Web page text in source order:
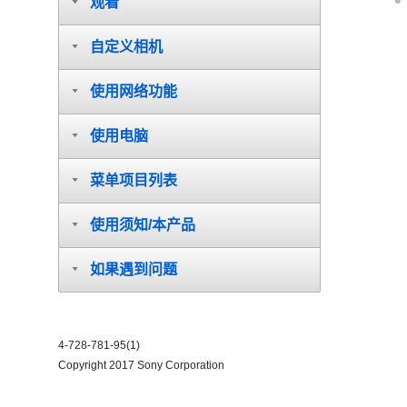
自定义相机
使用网络功能
使用电脑
菜单项目列表
使用须知/本产品
如果遇到问题
4-728-781-95(1)
Copyright 2017 Sony Corporation